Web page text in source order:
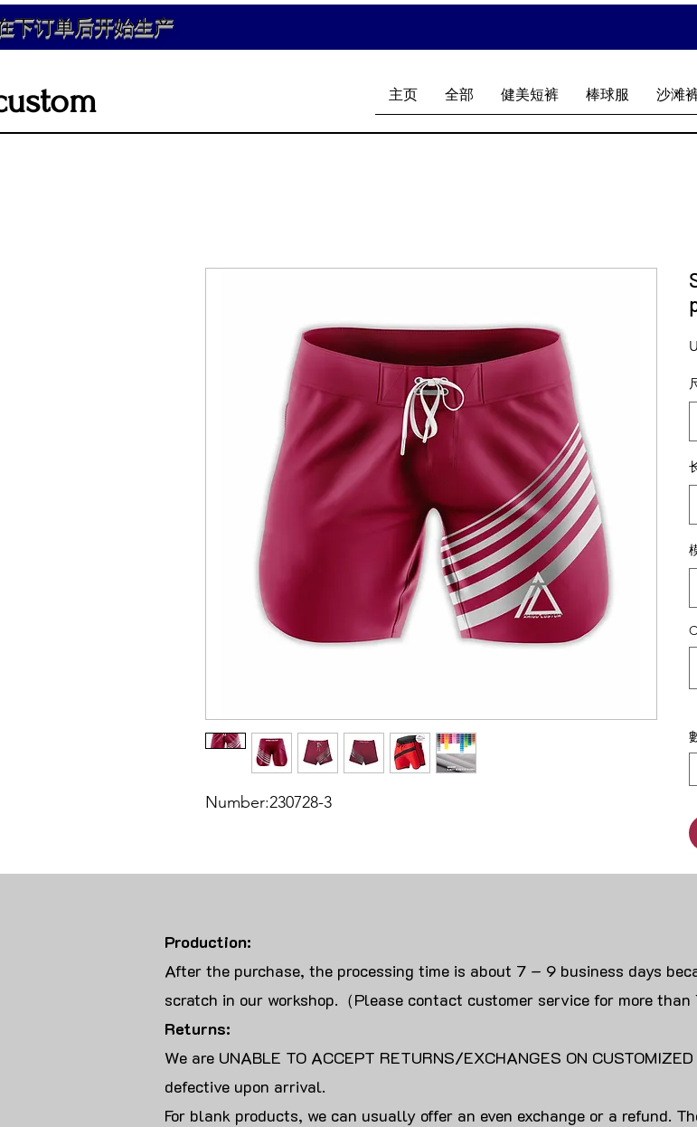
下订单后开始生产
主页 全部 健美短裤 棒球服 沙滩
Number:230728-3
Production:
After the purchase, the processing time is about 7 – 9 business days
scratch in our workshop.（Please contact customer service for more than
Returns:
We are UNABLE TO ACCEPT RETURNS/EXCHANGES ON
defective upon arrival.
For blank products, we can usually offer an even exchange or a refund.